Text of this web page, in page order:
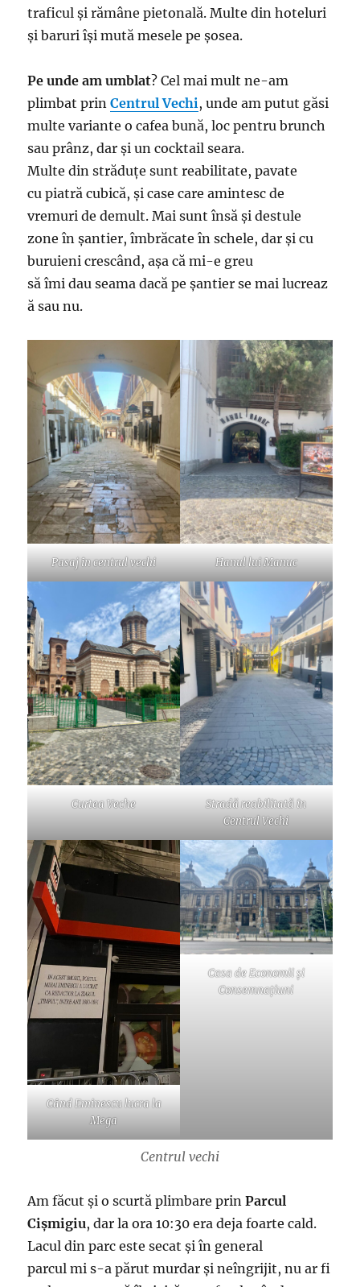
traficul și rămâne pietonală. Multe din hoteluri
și baruri își mută mesele pe șosea.
Pe unde am umblat? Cel mai mult ne-am
plimbat prinCentrul Vechi, unde am putut găsi
multe variante o cafea bună, loc pentru brunch
sau prânz, dar și un cocktail seara.
Multe din străduțe sunt reabilitate, pavate
cu piatră cubică, și case care amintesc de
vremuri de demult. Mai sunt însă și destule
zone în șantier, îmbrăcate în schele, dar și cu
buruieni crescând, așa că mi-e greu
să îmi dau seama dacă pe șantier se mai lucreaz
ă sau nu.
Pasaj în centrul vechi Hanul lui Manuc
Curtea Veche
Stradă reabilitată în
Centrul Vechi
Când Eminescu lucra la
Mega
Casa de Economii și
Consemnațiuni
Centrul vechi
Am făcut și o scurtă plimbare prinParcul
Cișmigiu, dar la ora 10:30 era deja foarte cald.
Lacul din parc este secat și în general
parcul mi s-a părut murdar și neîngrijit, nu ar fi